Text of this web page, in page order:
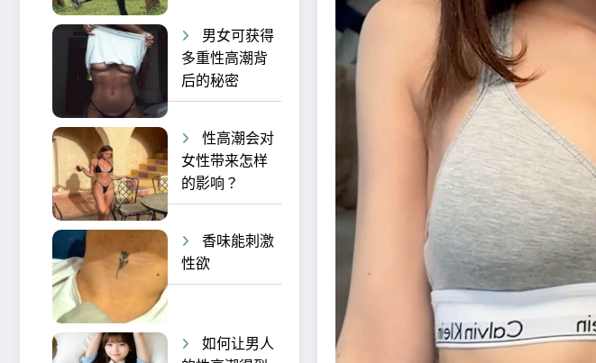
男女可获得
多重性高潮背
后的秘密
性高潮会对
女性带来怎样
的影响？
香味能刺激
性欲
如何让男人